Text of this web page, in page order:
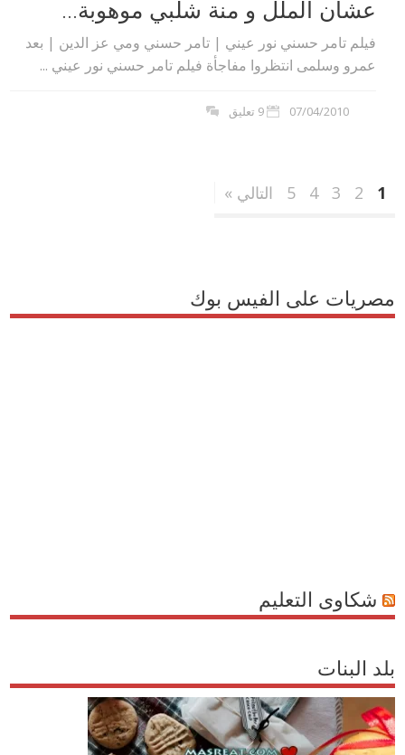
عشان الملل و منة شلبي موهوبة...
فيلم تامر حسني نور عيني | تامر حسني ومي عز الدين | بعد
عمرو وسلمى انتظروا مفاجأة فيلم تامر حسني نور عيني ...
07/04/2010 9 تعليق
1
2
3
4
5 التالي »
مصريات على الفيس بوك
شكاوى التعليم
بلد البنات